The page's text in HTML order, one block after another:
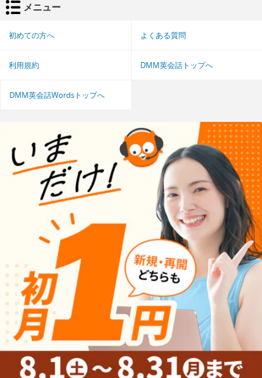
メニュー
初めての方へ よくある質問
利用規約 DMM英会話トップへ
DMM英会話Wordsトップへ